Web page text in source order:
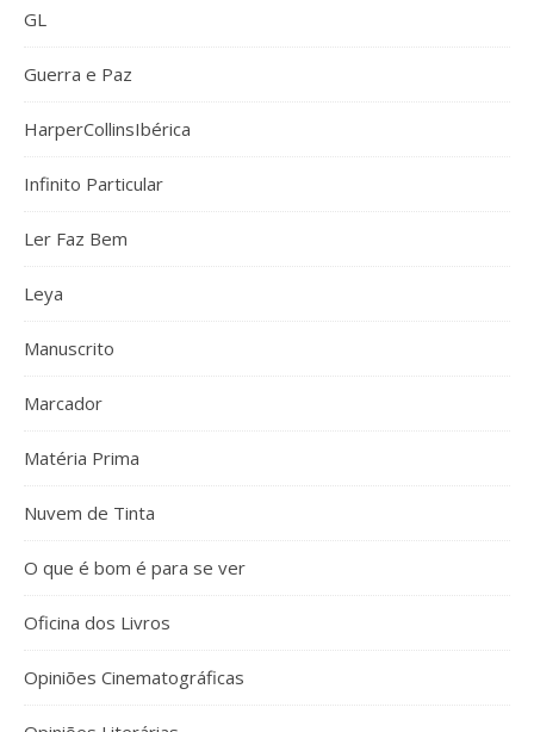
GL
Guerra e Paz
HarperCollinsIbérica
Infinito Particular
Ler Faz Bem
Leya
Manuscrito
Marcador
Matéria Prima
Nuvem de Tinta
O que é bom é para se ver
Oficina dos Livros
Opiniões Cinematográficas